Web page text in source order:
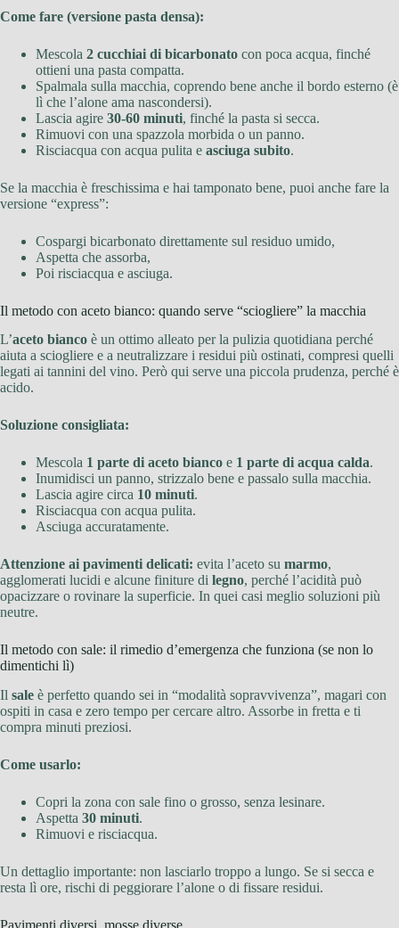
Come fare (versione pasta densa):
Mescola 2 cucchiai di bicarbonato con poca acqua, finché
ottieni una pasta compatta.
Spalmala sulla macchia, coprendo bene anche il bordo esterno (è
lì che l’alone ama nascondersi).
Lascia agire 30-60 minuti, finché la pasta si secca.
Rimuovi con una spazzola morbida o un panno.
Risciacqua con acqua pulita e asciuga subito.
Se la macchia è freschissima e hai tamponato bene, puoi anche fare la
versione “express”:
Cospargi bicarbonato direttamente sul residuo umido,
Aspetta che assorba,
Poi risciacqua e asciuga.
Il metodo con aceto bianco: quando serve “sciogliere” la macchia
L’aceto bianco è un ottimo alleato per la pulizia quotidiana perché
aiuta a sciogliere e a neutralizzare i residui più ostinati, compresi quelli
legati ai tannini del vino. Però qui serve una piccola prudenza, perché è
acido.
Soluzione consigliata:
Mescola 1 parte di aceto bianco e 1 parte di acqua calda.
Inumidisci un panno, strizzalo bene e passalo sulla macchia.
Lascia agire circa 10 minuti.
Risciacqua con acqua pulita.
Asciuga accuratamente.
Attenzione ai pavimenti delicati: evita l’aceto su marmo,
agglomerati lucidi e alcune finiture di legno, perché l’acidità può
opacizzare o rovinare la superficie. In quei casi meglio soluzioni più
neutre.
Il metodo con sale: il rimedio d’emergenza che funziona (se non lo
dimentichi lì)
Il sale è perfetto quando sei in “modalità sopravvivenza”, magari con
ospiti in casa e zero tempo per cercare altro. Assorbe in fretta e ti
compra minuti preziosi.
Come usarlo:
Copri la zona con sale fino o grosso, senza lesinare.
Aspetta 30 minuti.
Rimuovi e risciacqua.
Un dettaglio importante: non lasciarlo troppo a lungo. Se si secca e
resta lì ore, rischi di peggiorare l’alone o di fissare residui.